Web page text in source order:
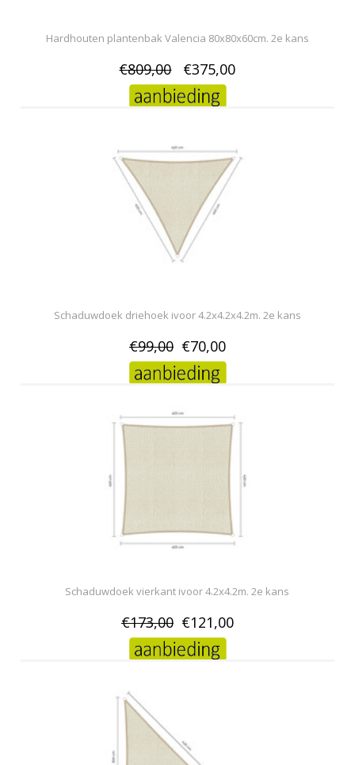
Hardhouten plantenbak Valencia 80x80x60cm. 2e kans
€809,00 €375,00
Schaduwdoek driehoek ivoor 4.2x4.2x4.2m. 2e kans
€99,00 €70,00
Schaduwdoek vierkant ivoor 4.2x4.2m. 2e kans
€173,00 €121,00